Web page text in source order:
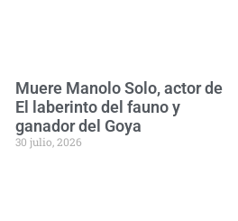
Muere Manolo Solo, actor de
El laberinto del fauno y
ganador del Goya
30 julio, 2026